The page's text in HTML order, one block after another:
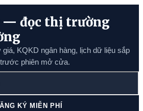
— đọc thị trường
KQKD ngân hàng, lịch dữ liệu sắp
phiên mở cửa.
KÝ MIỄN PHÍ